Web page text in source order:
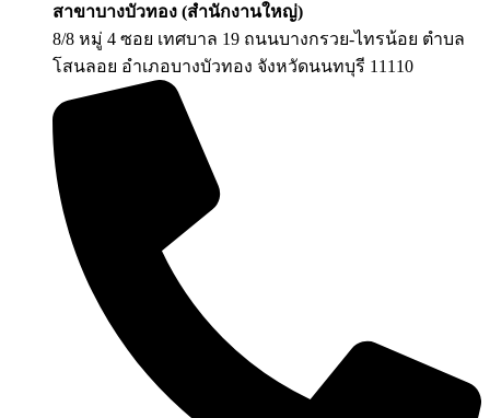
สาขาบางบัวทอง (สำนักงานใหญ่)
8/8 หมู่ 4 ซอย เทศบาล 19 ถนนบางกรวย-ไทรน้อย ตำบล
โสนลอย อำเภอบางบัวทอง จังหวัดนนทบุรี 11110